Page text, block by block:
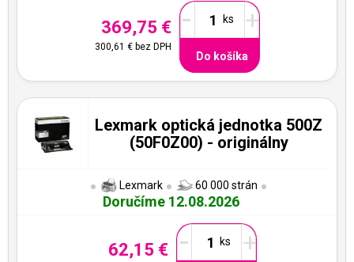
369,75 €
300,61 €bez DPH
- +
Do košíka
Lexmark optická jednotka 500Z
(50F0Z00) - originálny
Lexmark 60 000 strán
Doručíme 12.08.2026
62,15 € - +